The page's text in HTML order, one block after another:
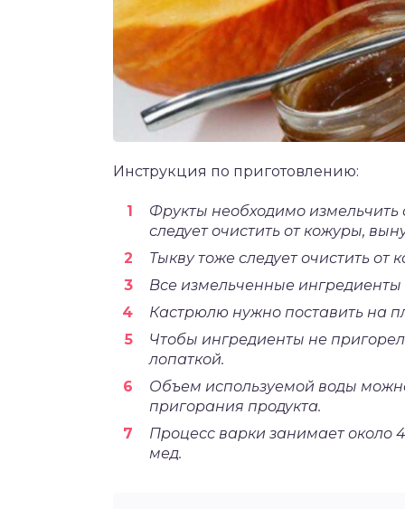
Инструкция по приготовлению:
Фрукты необходимо
следует очистить от кожуры,
Тыкву тоже следует очистить от
Все измельченные ингредиенты
Кастрюлю нужно поставить на
Чтобы ингредиенты не
лопаткой.
Объем используемой воды
пригорания продукта.
Процесс варки занимает около
мед.